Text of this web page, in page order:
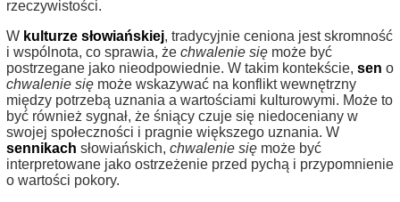
rzeczywistości.
W kulturze słowiańskiej, tradycyjnie ceniona jest skromność
i wspólnota, co sprawia, że chwalenie się może być
postrzegane jako nieodpowiednie. W takim kontekście, sen o
chwalenie się może wskazywać na konflikt wewnętrzny
między potrzebą uznania a wartościami kulturowymi. Może to
być również sygnał, że śniący czuje się niedoceniany w
swojej społeczności i pragnie większego uznania. W
sennikach słowiańskich, chwalenie się może być
interpretowane jako ostrzeżenie przed pychą i przypomnienie
o wartości pokory.